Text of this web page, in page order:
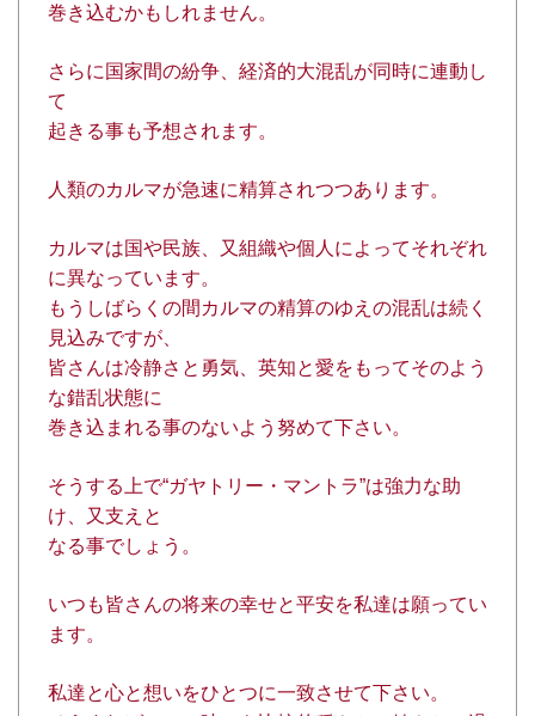
巻き込むかもしれません。
さらに国家間の紛争、経済的大混乱が同時に連動し
て
起きる事も予想されます。
人類のカルマが急速に精算されつつあります。
カルマは国や民族、又組織や個人によってそれぞれ
に異なっています。
もうしばらくの間カルマの精算のゆえの混乱は続く
見込みですが、
皆さんは冷静さと勇気、英知と愛をもってそのよう
な錯乱状態に
巻き込まれる事のないよう努めて下さい。
そうする上で“ガヤトリー・マントラ”は強力な助
け、又支えと
なる事でしょう。
いつも皆さんの将来の幸せと平安を私達は願ってい
ます。
私達と心と想いをひとつに一致させて下さい。